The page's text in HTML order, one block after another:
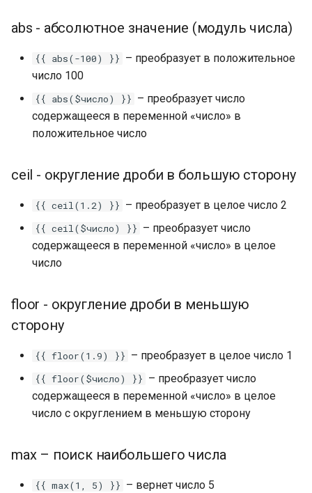
настроить валидацию в
Теги в чат-ботах.
LEADTEX. Как
блок переключатель?
в LEADTEX. Как создать
альтернативный
Сценарии для создания
ботов. Как создать и
Подключение и
abs - абсолютное значение (модуль числа)
{{ abs(-100) }} – преобразует в положительное
число 100
{{ abs($число) }} – преобразует число
содержащееся в переменной «число» в
положительное число
ceil - округление дроби в большую сторону
{{ ceil(1.2) }} – преобразует в целое число 2
{{ ceil($число) }} – преобразует число
содержащееся в переменной «число» в целое
число
floor - округление дроби в меньшую
сторону
{{ floor(1.9) }} – преобразует в целое число 1
{{ floor($число) }} – преобразует число
содержащееся в переменной «число» в целое
число c округлением в меньшую сторону
max – поиск наибольшего числа
{{ max(1, 5) }} – вернет число 5